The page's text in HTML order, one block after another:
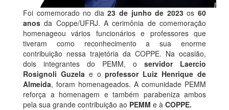
Foi comemorado no dia23 de junho de 2023os60
anos da Coppe/UFRJ. A cerimônia de comemoração
homenageou vários funcionários e professores que
tiveram como reconhecimento a sua enorme
contribuição nessa trajetória da COPPE. Na ocasião,
dois integrantes do PEMM, o servidor Laercio
Rosignoli Guzela e oprofessor Luiz Henrique de
Almeida, foram homenageados. A comunidade PEMM
reforça a homenagem e também parabeniza ambos
pela sua grande contribuição ao PEMM e à COPPE.